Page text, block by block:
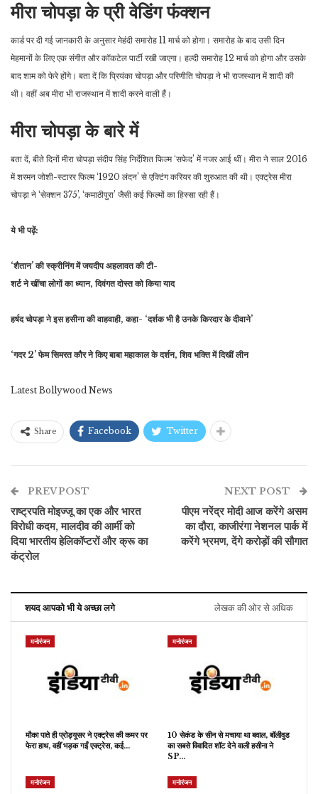
मीरा चोपड़ा के प्री वेडिंग फंक्शन
कार्ड पर दी गई जानकारी के अनुसार मेहंदी समारोह 11 मार्च को होगा। समारोह के बाद उसी दिन
मेहमानों के लिए एक संगीत और कॉकटेल पार्टी रखी जाएगा। हल्दी समारोह 12 मार्च को होगा और उसके
बाद शाम को फेरे होंगे। बता दें कि प्रियंका चोपड़ा और परिणीति चोपड़ा ने भी राजस्थान में शादी की
थी। वहीं अब मीरा भी राजस्थान में शादी करने वाली हैं।
मीरा चोपड़ा के बारे में
बता दें, बीते दिनों मीरा चोपड़ा संदीप सिंह निर्देशित फिल्म ‘सफेद’ में नजर आई थीं। मीरा ने साल 2016
में शरमन जोशी-स्टारर फिल्म ‘1920 लंदन’ से एक्टिंग करियर की शुरुआत की थी। एक्ट्रेस मीरा
चोपड़ा ने ‘सेक्शन 375’, ‘कमाठीपुरा’ जैसी कई फिल्मों का हिस्सा रही हैं।
ये भी पढ़ें:
‘शैतान’ की स्क्रीनिंग में जयदीप अहलावत की टी-
शर्ट ने खींचा लोगों का ध्यान, दिवंगत दोस्त को किया याद
हर्षद चोपड़ा ने इस हसीना की वाहवाही, कहा- ‘दर्शक भी है उनके किरदार के दीवाने’
‘गदर 2’ फेम सिमरत कौर ने किए बाबा महाकाल के दर्शन, शिव भक्ति में दिखीं लीन
Latest Bollywood News
Share Facebook Twitter
PREV POST
राष्ट्रपति मोइज्जू का एक और भारत
विरोधी कदम, मालदीव की आर्मी को
दिया भारतीय हेलिकॉप्टरों और क्रू का
कंट्रोल
NEXT POST
पीएम नरेंद्र मोदी आज करेंगे असम
का दौरा, काजीरंगा नेशनल पार्क में
करेंगे भ्रमण, देंगे करोड़ों की सौगात
शयद आपको भी ये अच्छा लगे लेखक की ओर से अधिक
मनोरंजन
मौका पाते ही प्रोड्यूसर ने एक्ट्रेस की कमर पर
फेरा हाथ, वहीं भड़क गईं एक्ट्रेस, कई…
मनोरंजन
10 सेकंड के सीन से मचाया था बवाल, बॉलीवुड
का सबसे विवादित शॉट देने वाली हसीना ने
SP…
मनोरंजन मनोरंजन